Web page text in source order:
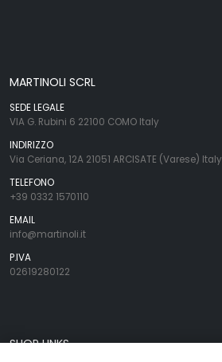
MARTINOLI SCRL
SEDE LEGALE
VIA G. Rubini 6 22100 COMO Italy
INDIRIZZO
Via Ceriana, 12A 21051 ARCISATE (Varese) Italy
TELEFONO
+39 0332 1570110
EMAIL
info@martinoli.it
P.IVA
02619280122
SHOP LINKS